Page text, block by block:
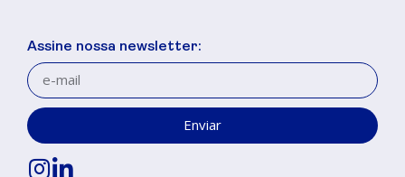
Assine nossa newsletter:
Enviar